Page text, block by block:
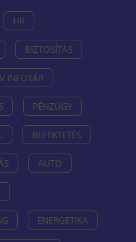
HR
BIZTOSÍTÁS
INFOTÁR
PÉNZÜGY
BEFEKTETÉS
AUTÓ
ENERGETIKA